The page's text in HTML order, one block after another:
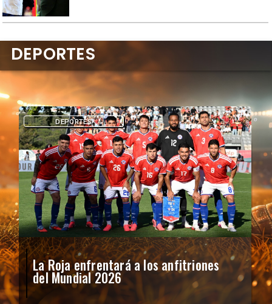
La Roja enfrentará a los anfitriones
del Mundial 2026
DEPORTES
DEPORTES